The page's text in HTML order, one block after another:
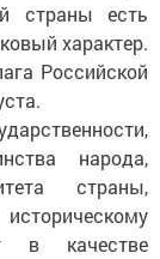
страны есть
характер.
Российской
народа,
страны,
в качестве